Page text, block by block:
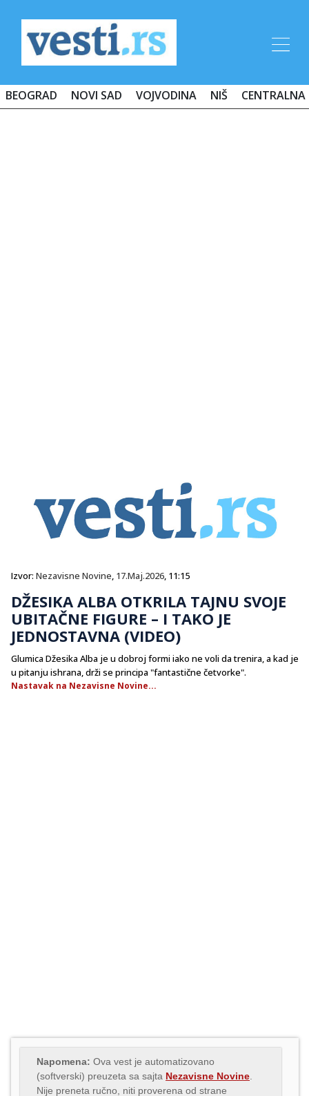
BEOGRAD NOVI SAD VOJVODINA NIŠ CENTRALNA
Izvor: Nezavisne Novine, 17.Maj.2026, 11:15
DŽESIKA ALBA OTKRILA TAJNU SVOJE
UBITAČNE FIGURE – I TAKO JE
JEDNOSTAVNA (VIDEO)
Glumica Džesika Alba je u dobroj formi iako ne voli da trenira, a kad je
u pitanju ishrana, drži se principa "fantastične četvorke".
Nastavak na Nezavisne Novine...
Napomena: Ova vest je automatizovano
(softverski) preuzeta sa sajta Nezavisne Novine
Nije preneta ručno, niti proverena od strane